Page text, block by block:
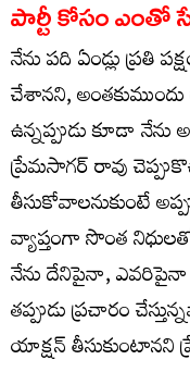
పార్టీ కోసం ఎంతో
నేను పది ఏండ్లు ప్రతి
చేశానని,
ఉన్నప్పుడు కూడా
ప్రేమసాగర్ రావు
తీసుకోవాలనుకుంటే
వ్యాప్తంగా సొంత
నేను దేనిపైనా,
తప్పుడు ప్రచారం
యాక్షన్ తీసుకుంటానని